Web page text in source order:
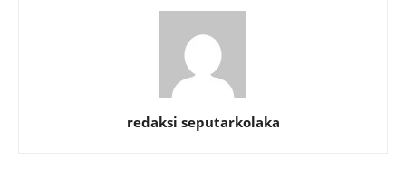
redaksi seputarkolaka